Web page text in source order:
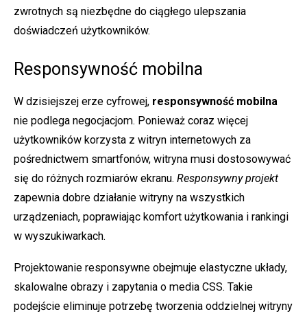
zwrotnych są niezbędne do ciągłego ulepszania
doświadczeń użytkowników.
Responsywność mobilna
W dzisiejszej erze cyfrowej, responsywność mobilna
nie podlega negocjacjom. Ponieważ coraz więcej
użytkowników korzysta z witryn internetowych za
pośrednictwem smartfonów, witryna musi dostosowywać
się do różnych rozmiarów ekranu. Responsywny projekt
zapewnia dobre działanie witryny na wszystkich
urządzeniach, poprawiając komfort użytkowania i rankingi
w wyszukiwarkach.
Projektowanie responsywne obejmuje elastyczne układy,
skalowalne obrazy i zapytania o media CSS. Takie
podejście eliminuje potrzebę tworzenia oddzielnej witryny